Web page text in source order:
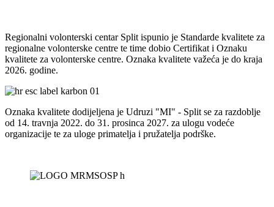
Regionalni volonterski centar Split ispunio je Standarde kvalitete za
regionalne volonterske centre te time dobio Certifikat i Oznaku
kvalitete za volonterske centre. Oznaka kvalitete važeća je do kraja
2026. godine.
Oznaka kvalitete dodijeljena je Udruzi "MI" - Split se za razdoblje
od 14. travnja 2022. do 31. prosinca 2027. za ulogu vodeće
organizacije te za uloge primatelja i pružatelja podrške.